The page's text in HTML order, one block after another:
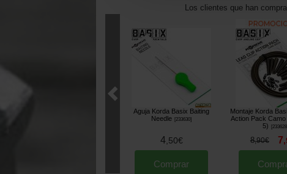
Los clientes que han
Aguja Korda Basix Baiting
Needle
233630]
4,50€
Comprar
Montaje Korda
Action Pack
5)
233628
8,90€ 7,